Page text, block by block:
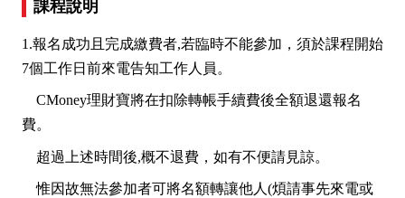
課程說明
1.報名成功且完成繳費者,若臨時不能參加，須於課程開始
7個工作日前來電告知工作人員。
CMoney理財寶將在扣除轉帳手續費後全額退還報名
費。
超過上述時間後,概不退費，如有不便請見諒。
惟因故無法參加者可將名額轉讓他人(煩請事先來電或